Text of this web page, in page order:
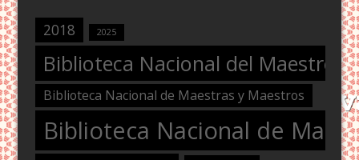
2018 2025
Biblioteca Nacional del Maestro
Biblioteca Nacional de Maestras y Maestros
Biblioteca Nacional de